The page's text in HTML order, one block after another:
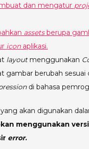
dan mengatur
assetsberupa
iconaplikasi.
layout menggunakan
gambar berubah
di bahasa
akan digunakan
menggunakan
error.